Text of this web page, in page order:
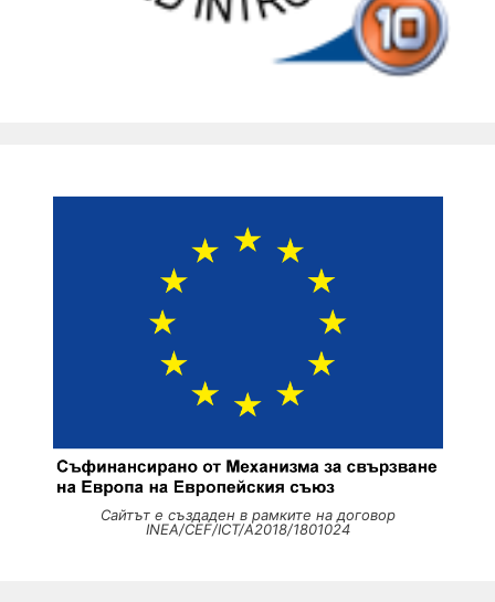
Сайтът е създаден в рамките на договор
INEA/CEF/ICT/A2018/1801024